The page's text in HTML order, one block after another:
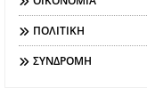
ΠΟΛΙΤΙΚΗ
ΣΥΝΔΡΟΜΗ